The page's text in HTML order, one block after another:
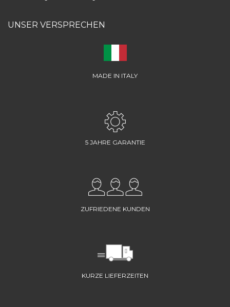
UNSER VERSPRECHEN
MADE IN ITALY
5 JAHRE GARANTIE
ZUFRIEDENE KUNDEN
KURZE LIEFERZEITEN